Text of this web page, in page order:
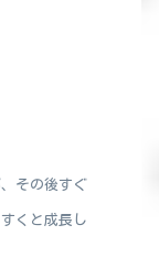
その後すぐ
くと成長し